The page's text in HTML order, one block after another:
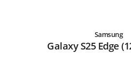
Samsung
Galaxy S25 Edge